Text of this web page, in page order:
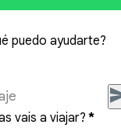
vais a viajar? *
puedo ayudarte?